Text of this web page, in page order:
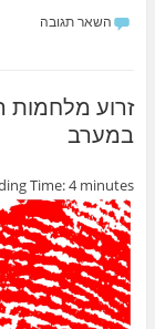
c
b
o
o
k
itt
השאר תגובה
זרוע מלחמות
במערב
Time:4 minutes